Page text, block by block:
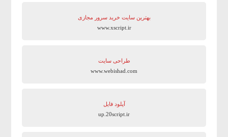
بهترین سایت‌ خرید سرور مجازی
www.xscript.ir
طراحی سایت
www.webishad.com
آپلود فایل
up.20script.ir